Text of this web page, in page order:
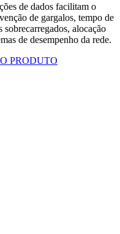
de dados facilitam o
de gargalos, tempo de
alocação
de desempenho da rede.
PRODUTO